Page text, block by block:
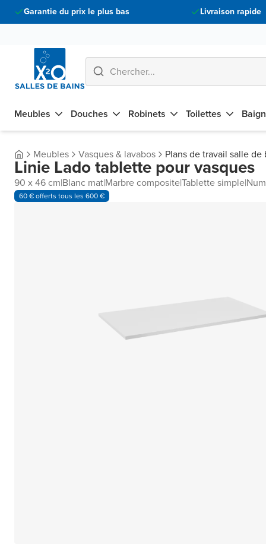
Garantie du prix le plus bas Livraison rapide
Meubles Douches Robinets Toilettes
Meubles Vasques & lavabos Plans de travail salle de
Linie Lado tablette pour vasques
90 x 46 cm|Blanc mat|Marbre composite|Tablette simple|
60 € offerts tous les 600 €